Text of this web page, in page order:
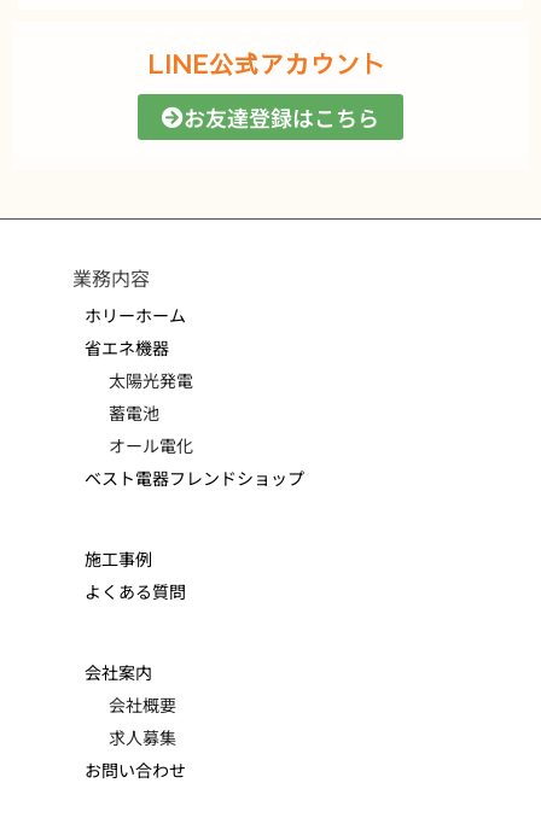
LINE公式アカウント
お友達登録はこちら
業務内容
ホリーホーム
省エネ機器
太陽光発電
蓄電池
オール電化
ベスト電器フレンドショップ
施工事例
よくある質問
会社案内
会社概要
求人募集
お問い合わせ